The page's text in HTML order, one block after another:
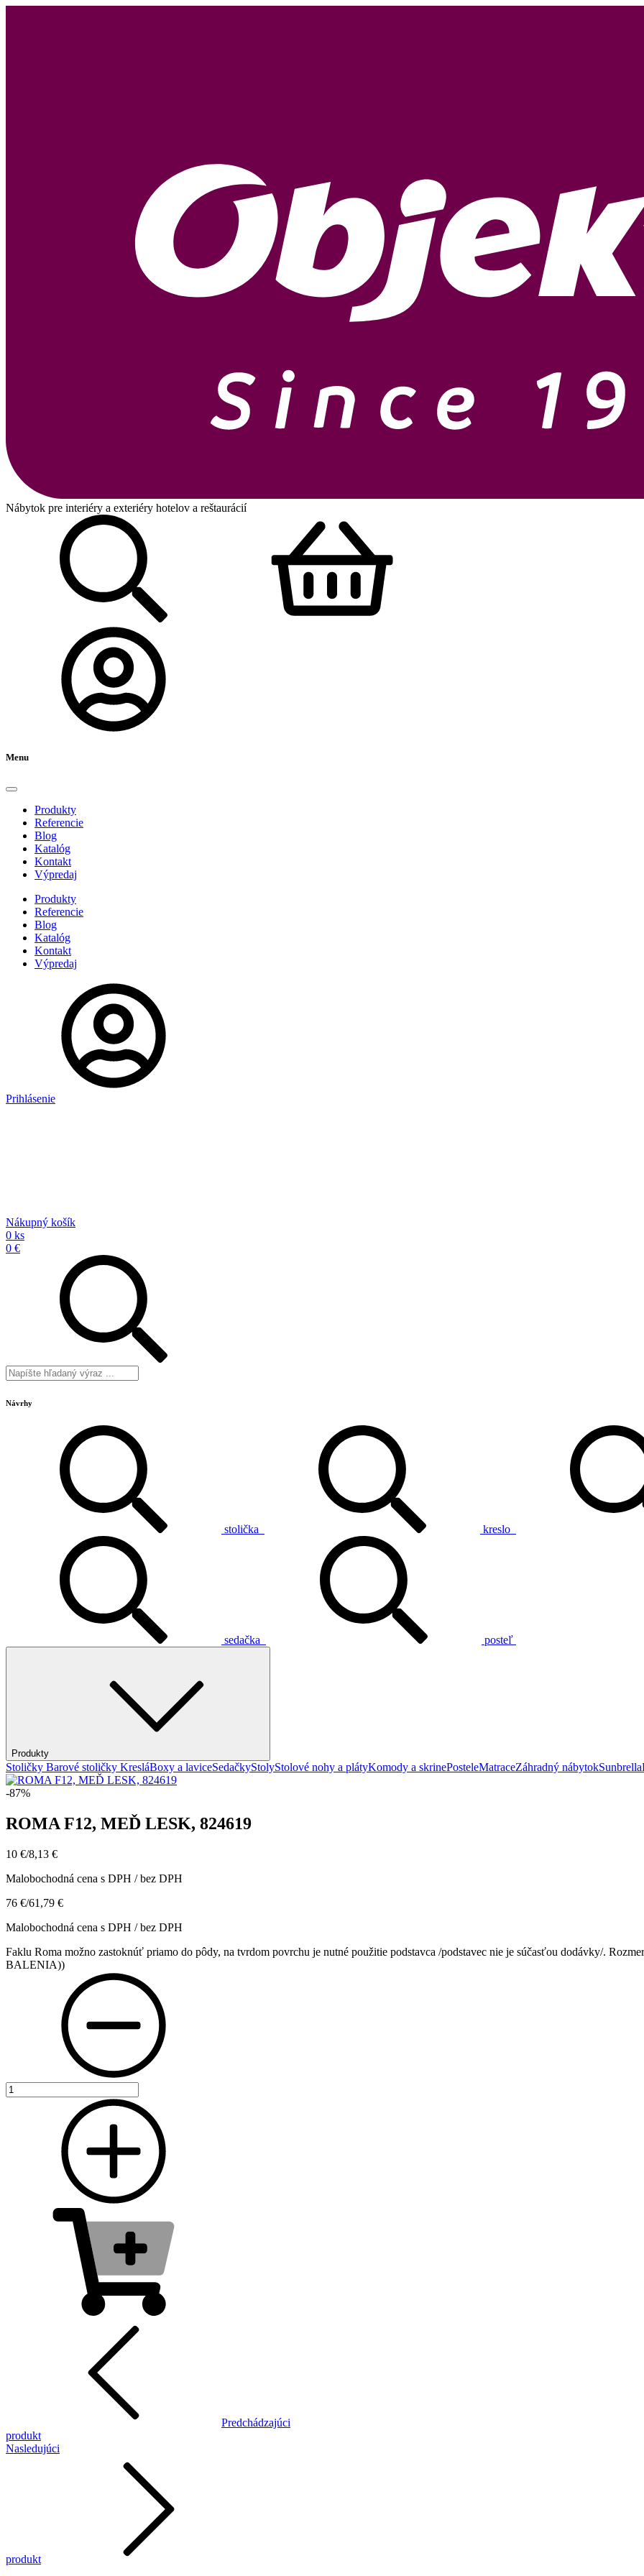
Nábytok pre interiéry a exteriéry hotelov a reštaurácií
Menu
Produkty
Referencie
Blog
Katalóg
Kontakt
Výpredaj
Produkty
Referencie
Blog
Katalóg
Kontakt
Výpredaj
Prihlásenie
Nákupný košík
0 ks
0 €
Návrhy
stolička kreslo
sedačka posteľ
Produkty
Stoličky Barové stoličky KresláBoxy a laviceSedačkyStolyStolové nohy a plátyKomody a skrinePosteleMatraceZáhradný nábytokSunbrella
-87%
ROMA F12, MEĎ LESK, 824619
10 €/8,13 €
Malobochodná cena s DPH / bez DPH
76 €/61,79 €
Malobochodná cena s DPH / bez DPH
Faklu Roma možno zastoknúť priamo do pôdy, na tvrdom povrchu je nutné použitie podstavca /podstavec nie je súčasťou dodávky/.
BALENIA))
Predchádzajúci
produkt
Nasledujúci
produkt